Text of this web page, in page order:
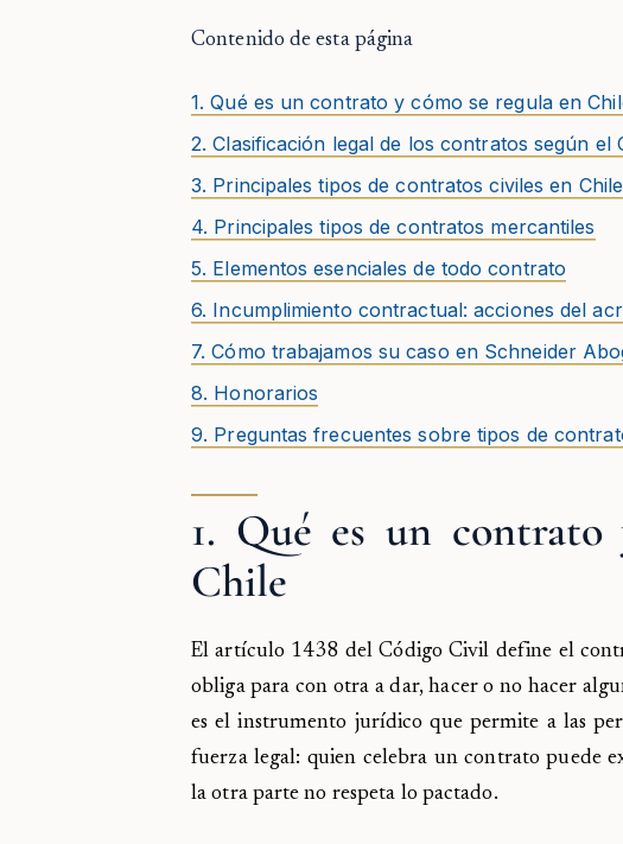
Contenido de esta página
1. Qué es un contrato y cómo se regula en
2. Clasificación legal de los contratos según el
3. Principales tipos de contratos civiles en Chile
4. Principales tipos de contratos mercantiles
5. Elementos esenciales de todo contrato
6. Incumplimiento contractual: acciones del
7. Cómo trabajamos su caso en Schneider
8. Honorarios
9. Preguntas frecuentes sobre tipos de
1. Qué es un
Chile
El artículo 1438 del Código Civil define el
obliga para con otra a dar, hacer o no hacer
es el instrumento jurídico que permite a las
fuerza legal: quien celebra un contrato puede
la otra parte no respeta lo pactado.